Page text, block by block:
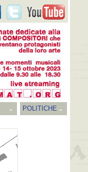
POLITICHE